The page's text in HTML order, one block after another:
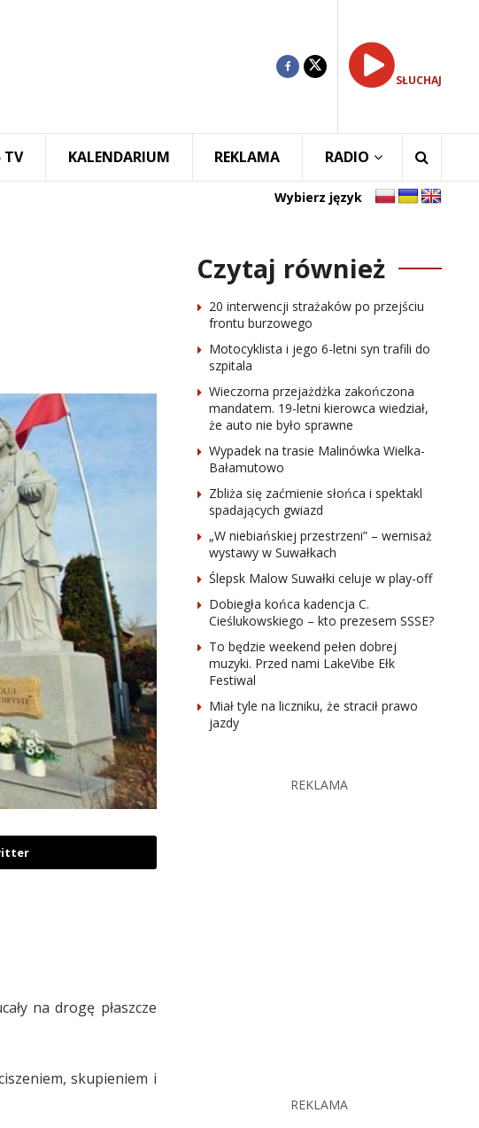
SŁUCHAJ
TV KALENDARIUM REKLAMA RADIO
Wybierz język
na drogę płaszcze
skupieniem i
Czytaj również
20 interwencji strażaków po przejściu
frontu burzowego
Motocyklista i jego 6-letni syn trafili do
szpitala
Wieczorna przejażdżka zakończona
mandatem. 19-letni kierowca wiedział,
że auto nie było sprawne
Wypadek na trasie Malinówka Wielka-
Bałamutowo
Zbliża się zaćmienie słońca i spektakl
spadających gwiazd
„W niebiańskiej przestrzeni” – wernisaż
wystawy w Suwałkach
Ślepsk Malow Suwałki celuje w play-off
Dobiegła końca kadencja C.
Cieślukowskiego – kto prezesem SSSE?
To będzie weekend pełen dobrej
muzyki. Przed nami LakeVibe Ełk
Festiwal
Miał tyle na liczniku, że stracił prawo
jazdy
REKLAMA
REKLAMA